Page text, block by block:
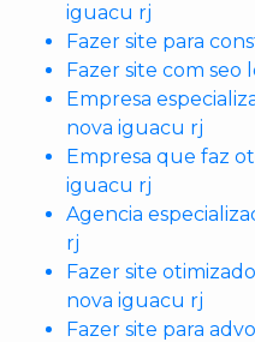
iguacu rj
Fazer site para
Fazer site com seo
Empresa
nova iguacu rj
Empresa que faz
iguacu rj
Agencia
rj
Fazer site
nova iguacu rj
Fazer site para